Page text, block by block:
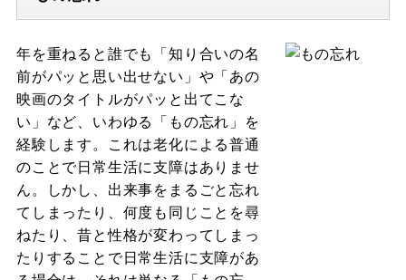
年を重ねると誰でも「知り合いの名
前がパッと思い出せない」や「あの
映画のタイトルがパッと出てこな
い」など、いわゆる「もの忘れ」を
経験します。これは老化による普通
のことで日常生活に支障はありませ
ん。しかし、出来事をまるごと忘れ
てしまったり、何度も同じことを尋
ねたり、昔と性格が変わってしまっ
たりすることで日常生活に支障があ